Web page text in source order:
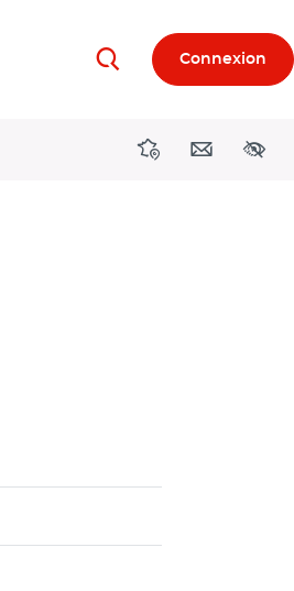
RechercherConnexion
DirectionsContact